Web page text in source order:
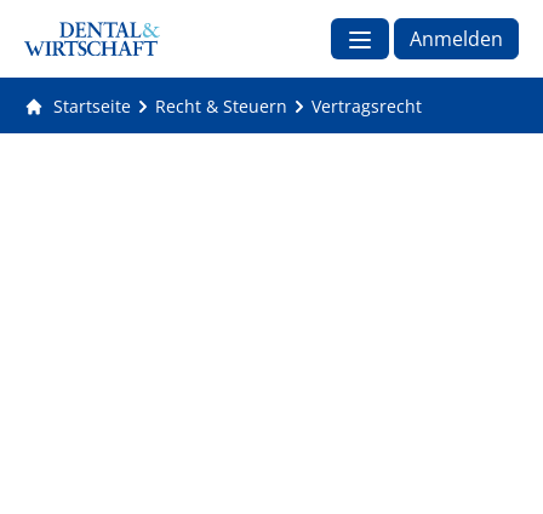
Anmelden
Startseite Recht & Steuern Vertragsrecht